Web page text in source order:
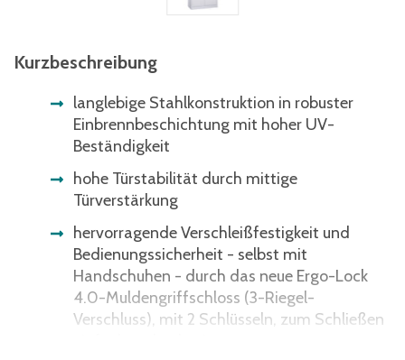
Kurzbeschreibung
langlebige Stahlkonstruktion in robuster
Einbrennbeschichtung mit hoher UV-
Beständigkeit
hohe Türstabilität durch mittige
Türverstärkung
hervorragende Verschleißfestigkeit und
Bedienungssicherheit - selbst mit
Handschuhen - durch das neue Ergo-Lock
4.0-Muldengriffschloss (3-Riegel-
Verschluss), mit 2 Schlüsseln, zum Schließen